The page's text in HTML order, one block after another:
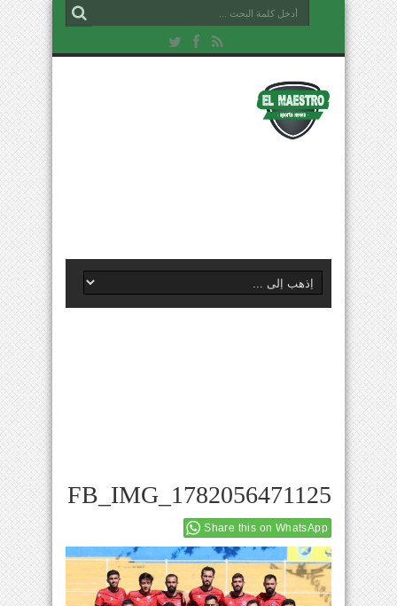
FB_IMG_1782056471125
Share this on WhatsApp